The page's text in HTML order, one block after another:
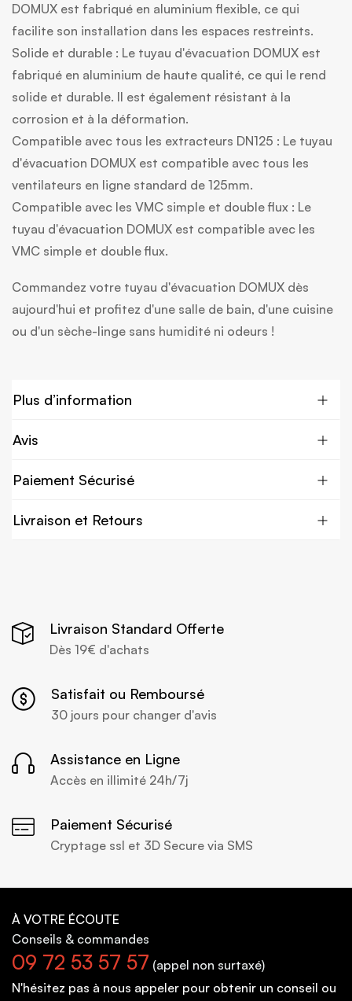
DOMUX est fabriqué en aluminium flexible, ce qui
facilite son installation dans les espaces restreints.
Solide et durable : Le tuyau d'évacuation DOMUX est
fabriqué en aluminium de haute qualité, ce qui le rend
solide et durable. Il est également résistant à la
corrosion et à la déformation.
Compatible avec tous les extracteurs DN125 : Le tuyau
d'évacuation DOMUX est compatible avec tous les
ventilateurs en ligne standard de 125mm.
Compatible avec les VMC simple et double flux : Le
tuyau d'évacuation DOMUX est compatible avec les
VMC simple et double flux.
Commandez votre tuyau d'évacuation DOMUX dès
aujourd'hui et profitez d'une salle de bain, d'une cuisine
ou d'un sèche-linge sans humidité ni odeurs !
Plus d’information
Avis
Paiement Sécurisé
Livraison et Retours
Livraison Standard Offerte
Dès 19€ d'achats
Satisfait ou Remboursé
30 jours pour changer d'avis
Assistance en Ligne
Accès en illimité 24h/7j
Paiement Sécurisé
Cryptage ssl et 3D Secure via SMS
À VOTRE ÉCOUTE
Conseils & commandes
09 72 53 57 57 (appel non surtaxé)
N'hésitez pas à nous appeler pour obtenir un conseil ou